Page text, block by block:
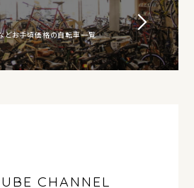
どお手頃価格の自転車一覧
CHANNEL